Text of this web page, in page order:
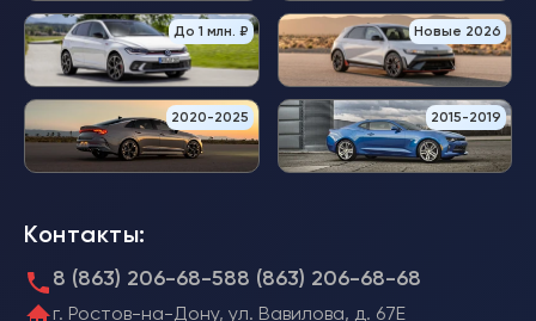
До 1 млн. ₽ Новые 2026
2020-2025 2015-2019
Контакты:
8 (863) 206-68-588 (863) 206-68-68
г. Ростов-на-Дону, ул. Вавилова, д. 67Е